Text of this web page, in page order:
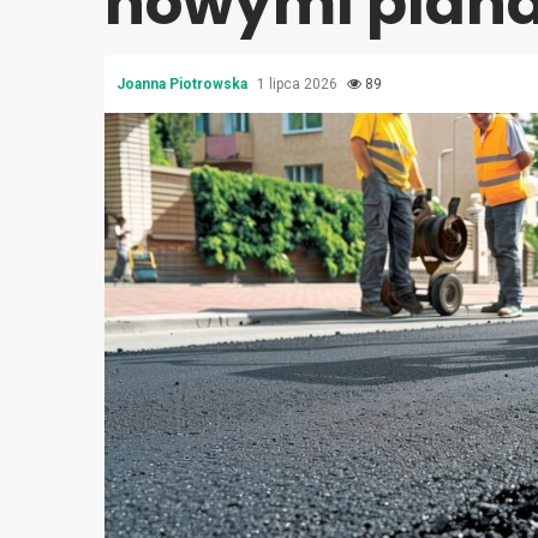
Joanna Piotrowska 1 lipca 2026 89